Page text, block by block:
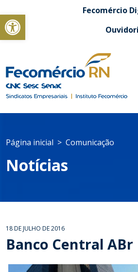
Abrir a barra de ferramentasFecomércio
Página inicial Comunicação
Notícias
18 DE JULHO DE 2016
Banco Central ABr